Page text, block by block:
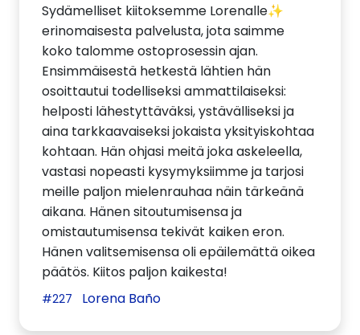
Sydämelliset kiitoksemme Lorenalle✨
erinomaisesta palvelusta, jota saimme
koko talomme ostoprosessin ajan.
Ensimmäisestä hetkestä lähtien hän
osoittautui todelliseksi ammattilaiseksi:
helposti lähestyttäväksi, ystävälliseksi ja
aina tarkkaavaiseksi jokaista yksityiskohtaa
kohtaan. Hän ohjasi meitä joka askeleella,
vastasi nopeasti kysymyksiimme ja tarjosi
meille paljon mielenrauhaa näin tärkeänä
aikana. Hänen sitoutumisensa ja
omistautumisensa tekivät kaiken eron.
Hänen valitsemisensa oli epäilemättä oikea
päätös. Kiitos paljon kaikesta!
#227 Lorena Baño